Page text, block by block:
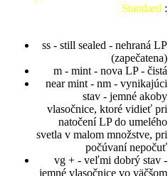
Standard :
ss - still sealed - nehraná LP
(zapečatena)
m - mint - nova LP - čistá
near mint - nm - vynikajúci
stav - jemné akoby
vlasočnice, ktoré vidieť pri
natočení LP do umelého
svetla v malom množstve, pri
počúvaní nepočuť
vg + - veľmi dobrý stav -
jemné vlasočnice vo väčšom